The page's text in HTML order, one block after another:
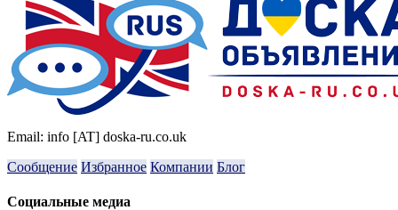
Email: info [AT] doska-ru.co.uk
Сообщение Избранное Компании Блог
Социальные медиа